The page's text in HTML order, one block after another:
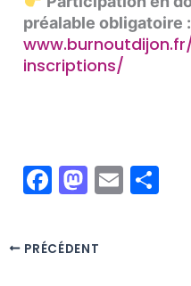
préalable obligatoire :
inscriptions/
F
a
c
e
M
a
st
o
E
m
PRÉCÉDENT